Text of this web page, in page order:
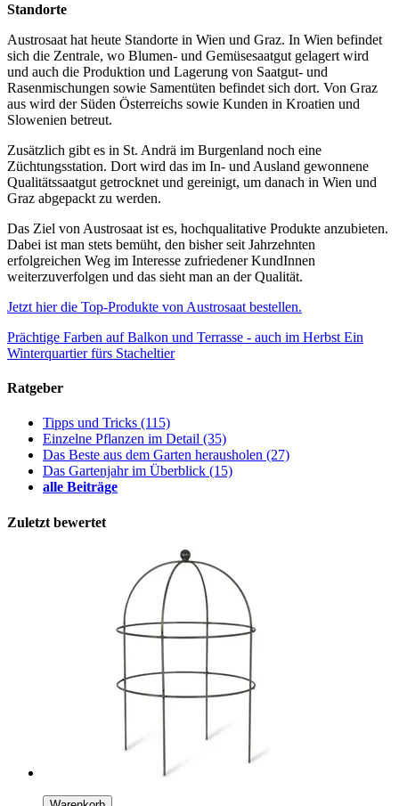
Standorte
Austrosaat hat heute Standorte in Wien und Graz. In Wien befindet
sich die Zentrale, wo Blumen- und Gemüsesaatgut gelagert wird
und auch die Produktion und Lagerung von Saatgut- und
Rasenmischungen sowie Samentüten befindet sich dort. Von Graz
aus wird der Süden Österreichs sowie Kunden in Kroatien und
Slowenien betreut.
Zusätzlich gibt es in St. Andrä im Burgenland noch eine
Züchtungsstation. Dort wird das im In- und Ausland gewonnene
Qualitätssaatgut getrocknet und gereinigt, um danach in Wien und
Graz abgepackt zu werden.
Das Ziel von Austrosaat ist es, hochqualitative Produkte anzubieten.
Dabei ist man stets bemüht, den bisher seit Jahrzehnten
erfolgreichen Weg im Interesse zufriedener KundInnen
weiterzuverfolgen und das sieht man an der Qualität.
Jetzt hier die Top-Produkte von Austrosaat bestellen.
Prächtige Farben auf Balkon und Terrasse - auch im Herbst Ein
Winterquartier fürs Stacheltier
Ratgeber
Tipps und Tricks (115)
Einzelne Pflanzen im Detail (35)
Das Beste aus dem Garten herausholen (27)
Das Gartenjahr im Überblick (15)
alle Beiträge
Zuletzt bewertet